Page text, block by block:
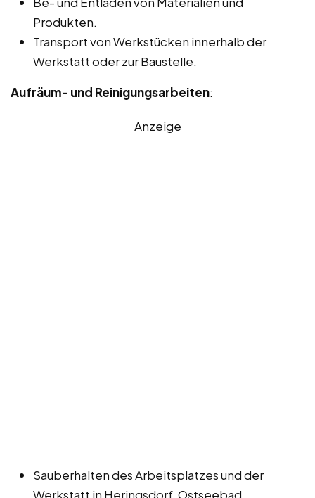
Produkten.
Transport von Werkstücken innerhalb der
Werkstatt oder zur Baustelle.
Aufräum- und Reinigungsarbeiten:
Anzeige
Sauberhalten des Arbeitsplatzes und der
Werkstatt in Heringsdorf, Ostseebad.